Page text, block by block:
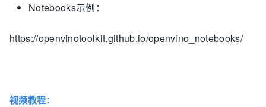
Notebooks示例：
https://openvinotoolkit.github.io/openvino_notebooks/
视频教程：